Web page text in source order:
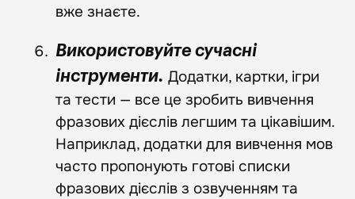
вже знаєте.
Використовуйте сучасні
інструменти. Додатки, картки, ігри
та тести — все це зробить вивчення
фразових дієслів легшим та цікавішим.
Наприклад, додатки для вивчення мов
часто пропонують готові списки
фразових дієслів з озвученням та